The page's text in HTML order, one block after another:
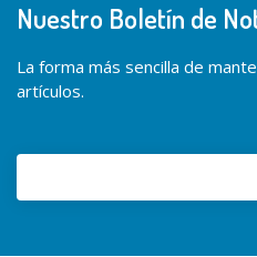
Nuestro Boletín de
La forma más sencilla de
artículos.